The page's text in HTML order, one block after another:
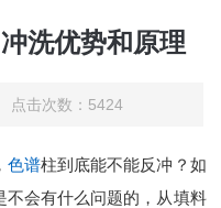
洗优势和原理
击次数：5424
色谱柱到底能不能反冲？如
不会有什么问题的，从填料